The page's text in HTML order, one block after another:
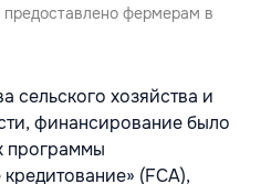
фермерам в
сельского хозяйства и
финансирование было
программы
(FCA),